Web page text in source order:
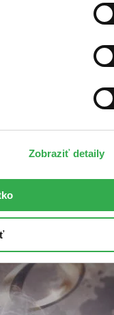
Zobraziť detaily